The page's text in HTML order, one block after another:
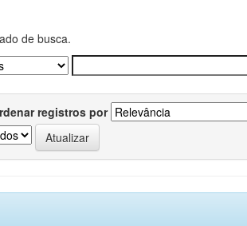
de busca.
registros por